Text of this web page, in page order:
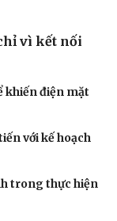
giữ chân
đón dòng vốn
Giải Vô địch